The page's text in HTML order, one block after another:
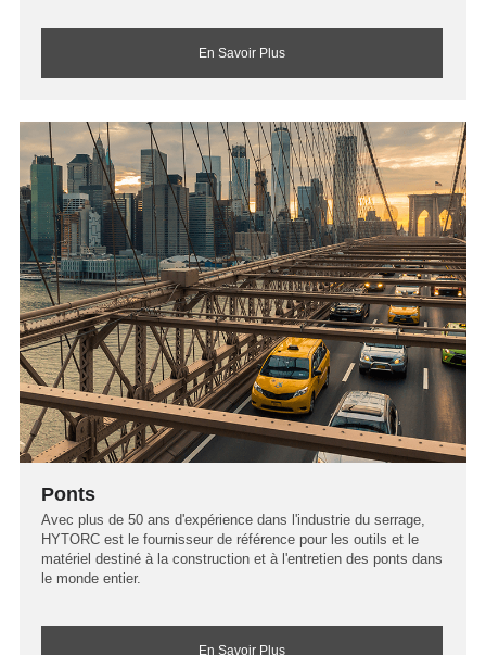
En Savoir Plus
Ponts
Avec plus de 50 ans d'expérience dans l'industrie du serrage,
HYTORC est le fournisseur de référence pour les outils et le
matériel destiné à la construction et à l'entretien des ponts dans
le monde entier.
En Savoir Plus